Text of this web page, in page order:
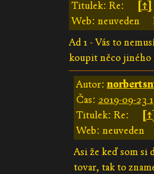
Titulek: Re:
[↑]
Web: neuveden
Ad 1 - Vás to
koupit něco jiného
Autor:
Čas: 2019-09-23
Titulek: Re:
[↑]
Web: neuveden
Asi že keď som si
tovar, tak to